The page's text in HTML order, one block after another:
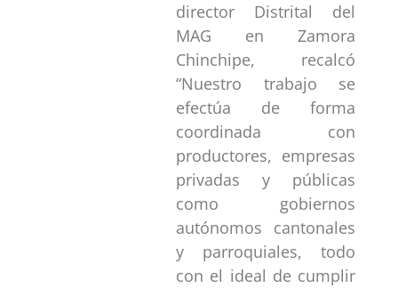
director Distrital del
MAG en Zamora
Chinchipe, recalcó
“Nuestro trabajo se
efectúa de forma
coordinada con
productores, empresas
privadas y públicas
como gobiernos
autónomos cantonales
y parroquiales, todo
con el ideal de cumplir